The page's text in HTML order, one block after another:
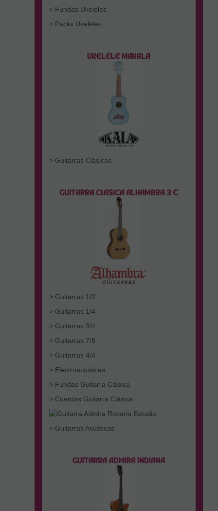
> Fundas Ukeleles
> Packs Ukeleles
> Guitarras Clásicas
> Guitarras 1/2
> Guitarras 1/4
> Guitarras 3/4
> Guitarras 7/8
> Guitarras 4/4
> Electroacústicas
> Fundas Guitarra Clásica
> Cuerdas Guitarra Clásica
> Guitarras Acústicas